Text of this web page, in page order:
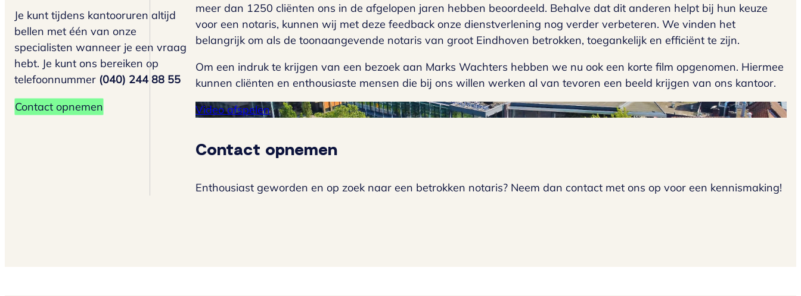
Je kunt tijdens kantooruren altijd
bellen met één van onze
specialisten wanneer je een vraag
hebt. Je kunt ons bereiken op
telefoonnummer (040) 244 88 55
Contact opnemen
meer dan 1250 cliënten ons in de afgelopen jaren hebben beoordeeld. Behalve dat dit anderen helpt bij hun keuze
voor een notaris, kunnen wij met deze feedback onze dienstverlening nog verder verbeteren. We vinden het
belangrijk om als de toonaangevende notaris van groot Eindhoven betrokken, toegankelijk en efficiënt te zijn.
Om een indruk te krijgen van een bezoek aan Marks Wachters hebben we nu ook een korte film opgenomen. Hiermee
kunnen cliënten en enthousiaste mensen die bij ons willen werken al van tevoren een beeld krijgen van ons kantoor.
Video afspelen
Contact opnemen
Enthousiast geworden en op zoek naar een betrokken notaris? Neem dan contact met ons op voor een kennismaking!